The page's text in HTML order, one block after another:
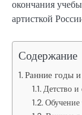
окончания
артисткой
Содержание
Ранние годы
Детство и
Обучение